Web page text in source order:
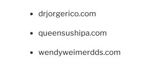
drjorgerico.com
queensushipa.com
wendyweimerdds.com